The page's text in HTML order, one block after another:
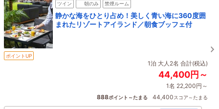
ツイン 朝のみ 禁煙ルーム
静かな海をひとり占め！美しく青い海に360度囲
まれたリゾートアイランド／朝食ブッフェ付
ポイントUP
1泊 大人2名 合計(税込)
44,400円～
1名 22,200円～
888ポイント～たまる 44,400スコア～たまる